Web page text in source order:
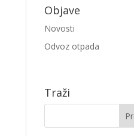
Objave
Novosti
Odvoz otpada
Traži